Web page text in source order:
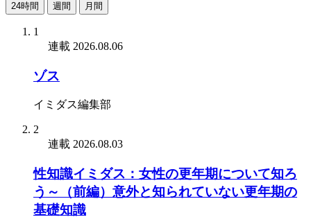
24時間 週間 月間
1
連載 2026.08.06
ゾス
イミダス編集部
2
連載 2026.08.03
性知識イミダス：女性の更年期について知ろ
う～（前編）意外と知られていない更年期の
基礎知識